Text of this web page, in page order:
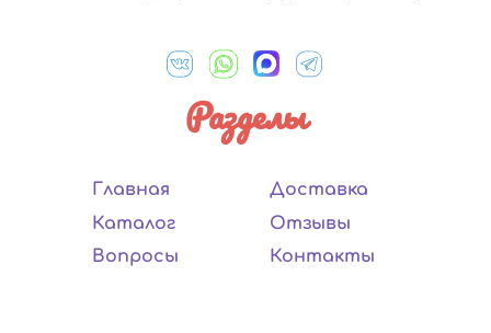
Разделы
Главная
Каталог
Вопросы
Доставка
Отзывы
Контакты